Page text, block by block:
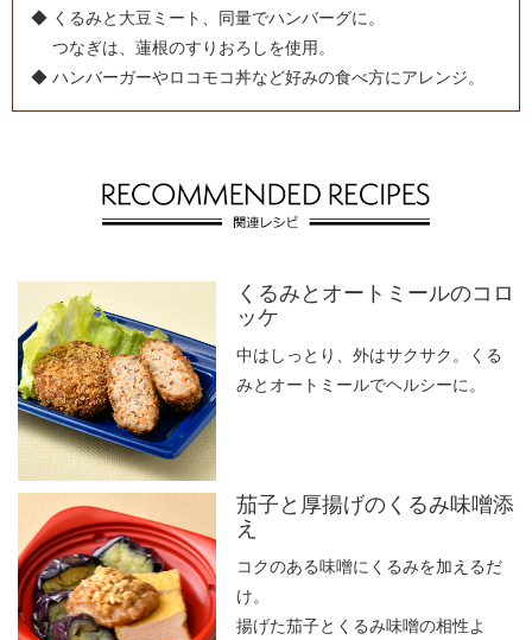
◆ くるみと大豆ミート、同量でハンバーグに。
つなぎは、蓮根のすりおろしを使用。
◆ ハンバーガーやロコモコ丼など好みの食べ方にアレンジ。
くるみとオートミールのコロ
ッケ
中はしっとり、外はサクサク。くる
みとオートミールでヘルシーに。
茄子と厚揚げのくるみ味噌添
え
コクのある味噌にくるみを加えるだ
け。
揚げた茄子とくるみ味噌の相性よ